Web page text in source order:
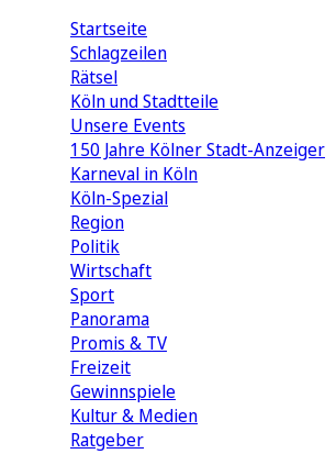
Startseite
Schlagzeilen
Rätsel
Köln und Stadtteile
Unsere Events
150 Jahre Kölner Stadt-Anzeiger
Karneval in Köln
Köln-Spezial
Region
Politik
Wirtschaft
Sport
Panorama
Promis & TV
Freizeit
Gewinnspiele
Kultur & Medien
Ratgeber